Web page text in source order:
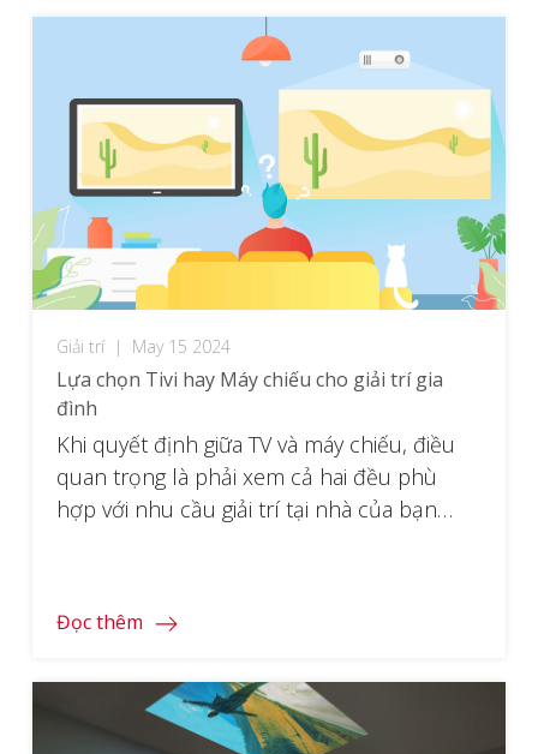
Giải trí | May 15 2024
Lựa chọn Tivi hay Máy chiếu cho giải trí gia
đình
Khi quyết định giữa TV và máy chiếu, điều
quan trọng là phải xem cả hai đều phù
hợp với nhu cầu giải trí tại nhà của bạn
Đọc thêm